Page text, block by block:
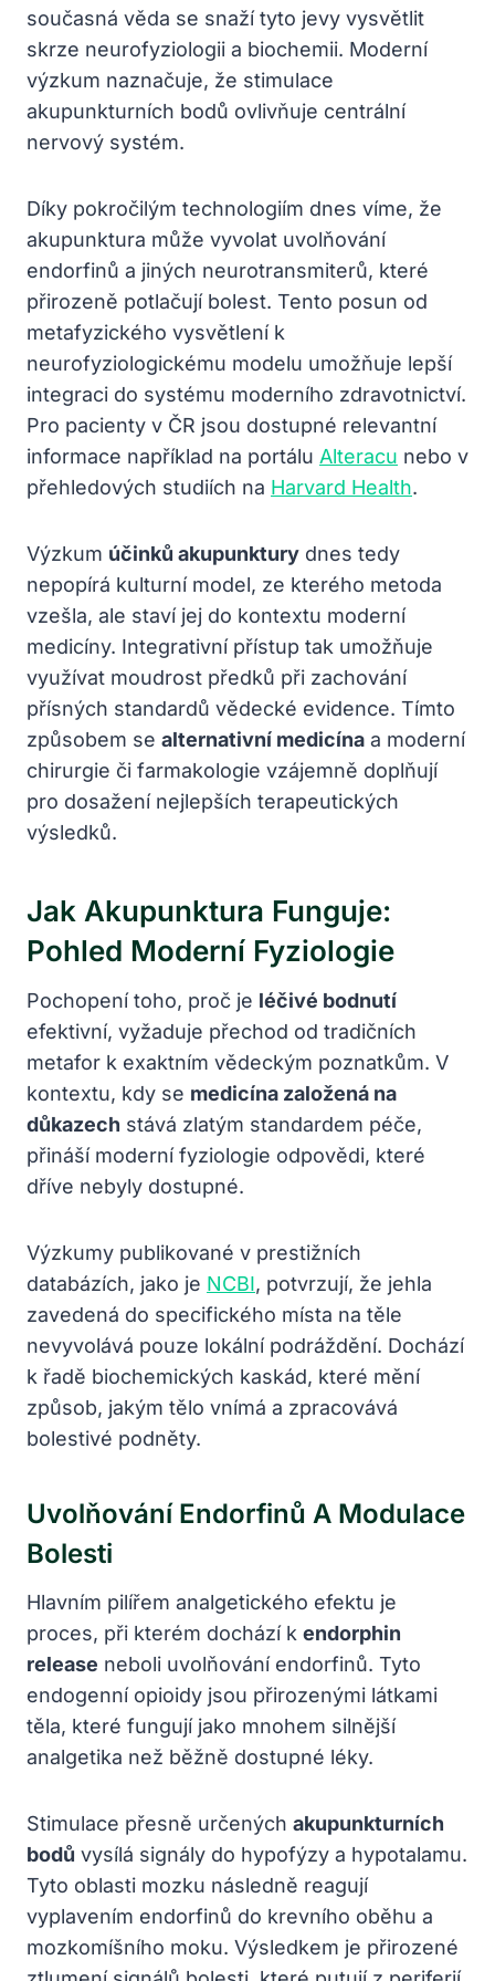
současná věda se snaží tyto jevy vysvětlit
skrze neurofyziologii a biochemii. Moderní
výzkum naznačuje, že stimulace
akupunkturních bodů ovlivňuje centrální
nervový systém.
Díky pokročilým technologiím dnes víme, že
akupunktura může vyvolat uvolňování
endorfinů a jiných neurotransmiterů, které
přirozeně potlačují bolest. Tento posun od
metafyzického vysvětlení k
neurofyziologickému modelu umožňuje lepší
integraci do systému moderního zdravotnictví.
Pro pacienty v ČR jsou dostupné relevantní
informace například na portálu Alteracu nebo v
přehledových studiích na Harvard Health.
Výzkum účinků akupunktury dnes tedy
nepopírá kulturní model, ze kterého metoda
vzešla, ale staví jej do kontextu moderní
medicíny. Integrativní přístup tak umožňuje
využívat moudrost předků při zachování
přísných standardů vědecké evidence. Tímto
způsobem se alternativní medicína a moderní
chirurgie či farmakologie vzájemně doplňují
pro dosažení nejlepších terapeutických
výsledků.
Jak Akupunktura Funguje:
Pohled Moderní Fyziologie
Pochopení toho, proč je léčivé bodnutí
efektivní, vyžaduje přechod od tradičních
metafor k exaktním vědeckým poznatkům. V
kontextu, kdy se medicína založená na
důkazech stává zlatým standardem péče,
přináší moderní fyziologie odpovědi, které
dříve nebyly dostupné.
Výzkumy publikované v prestižních
databázích, jako je NCBI, potvrzují, že jehla
zavedená do specifického místa na těle
nevyvolává pouze lokální podráždění. Dochází
k řadě biochemických kaskád, které mění
způsob, jakým tělo vnímá a zpracovává
bolestivé podněty.
Uvolňování Endorfinů A Modulace
Bolesti
Hlavním pilířem analgetického efektu je
proces, při kterém dochází k endorphin
release neboli uvolňování endorfinů. Tyto
endogenní opioidy jsou přirozenými látkami
těla, které fungují jako mnohem silnější
analgetika než běžně dostupné léky.
Stimulace přesně určených akupunkturních
bodů vysílá signály do hypofýzy a hypotalamu.
Tyto oblasti mozku následně reagují
vyplavením endorfinů do krevního oběhu a
mozkomíšního moku. Výsledkem je přirozené